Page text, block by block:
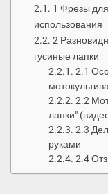
1 Фрезы
использования
2
гусиные лапки
2.1
2.2
лапки"
2.3
руками
2.4